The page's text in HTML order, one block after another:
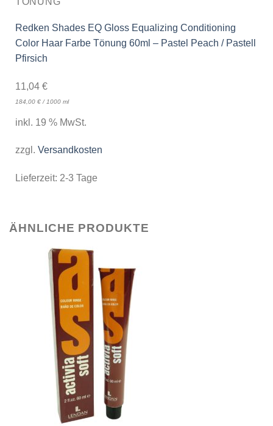
Redken Shades EQ Gloss Equalizing Conditioning
Color Haar Farbe Tönung 60ml – Pastel Peach / Pastell
Pfirsich
11,04 €
184,00 €/ 1000 ml
inkl. 19 % MwSt.
zzgl. Versandkosten
Lieferzeit: 2-3 Tage
ÄHNLICHE PRODUKTE